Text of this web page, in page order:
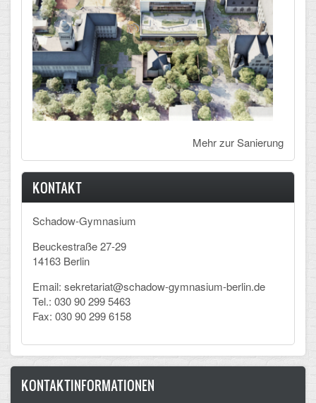
Mehr zur Sanierung
KONTAKT
Schadow-Gymnasium
Beuckestraße 27-29
14163 Berlin
Email: sekretariat@schadow-gymnasium-berlin.de
Tel.: 030 90 299 5463
Fax: 030 90 299 6158
KONTAKTINFORMATIONEN